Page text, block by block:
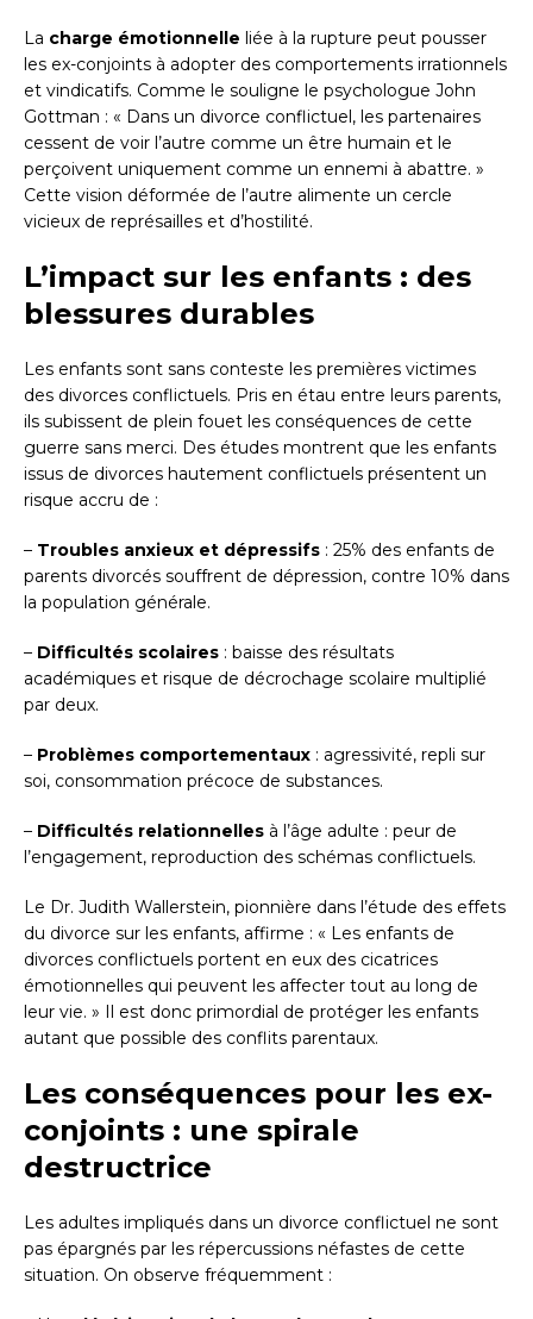
La charge émotionnelle liée à la rupture peut pousser
les ex-conjoints à adopter des comportements irrationnels
et vindicatifs. Comme le souligne le psychologue John
Gottman : « Dans un divorce conflictuel, les partenaires
cessent de voir l’autre comme un être humain et le
perçoivent uniquement comme un ennemi à abattre. »
Cette vision déformée de l’autre alimente un cercle
vicieux de représailles et d’hostilité.
L’impact sur les enfants : des
blessures durables
Les enfants sont sans conteste les premières victimes
des divorces conflictuels. Pris en étau entre leurs parents,
ils subissent de plein fouet les conséquences de cette
guerre sans merci. Des études montrent que les enfants
issus de divorces hautement conflictuels présentent un
risque accru de :
– Troubles anxieux et dépressifs : 25% des enfants de
parents divorcés souffrent de dépression, contre 10% dans
la population générale.
– Difficultés scolaires : baisse des résultats
académiques et risque de décrochage scolaire multiplié
par deux.
– Problèmes comportementaux : agressivité, repli sur
soi, consommation précoce de substances.
– Difficultés relationnelles à l’âge adulte : peur de
l’engagement, reproduction des schémas conflictuels.
Le Dr. Judith Wallerstein, pionnière dans l’étude des effets
du divorce sur les enfants, affirme : « Les enfants de
divorces conflictuels portent en eux des cicatrices
émotionnelles qui peuvent les affecter tout au long de
leur vie. » Il est donc primordial de protéger les enfants
autant que possible des conflits parentaux.
Les conséquences pour les ex-
conjoints : une spirale
destructrice
Les adultes impliqués dans un divorce conflictuel ne sont
pas épargnés par les répercussions néfastes de cette
situation. On observe fréquemment :